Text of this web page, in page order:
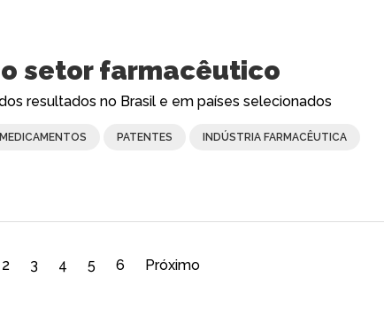
setor farmacêutico
resultados no Brasil e em países selecionados
PATENTES INDÚSTRIA FARMACÊUTICA
2 3 4 5 6 Próximo